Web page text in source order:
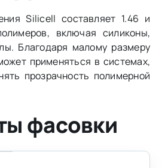
Silicell составляет 1.46 и
включая силиконы,
Благодаря малому размеру
применяться в системах,
прозрачность полимерной
фасовки